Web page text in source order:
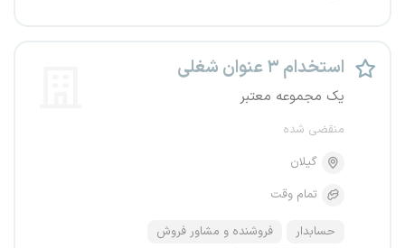
استخدام ۳ عنوان شغلی
یک مجموعه معتبر
منقضی شده
گیلان
تمام وقت
حسابدار
فروشنده و مشاور فروش